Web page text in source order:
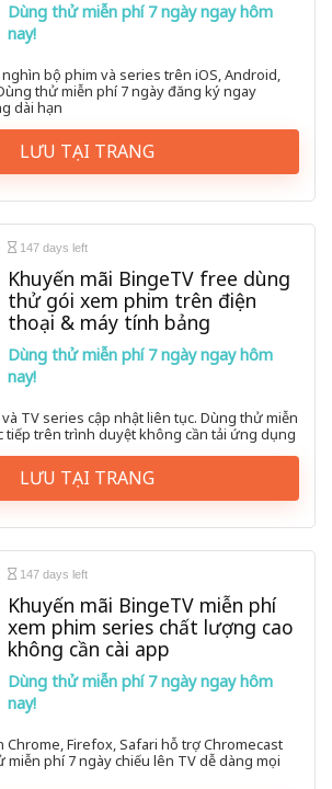
Dùng thử miễn phí 7 ngày ngay hôm
nay!
bộ phim và series trên iOS, Android,
thử miễn phí 7 ngày đăng ký ngay
dài hạn
LƯU TẠI TRANG
147 days left
Khuyến mãi BingeTV free dùng
thử gói xem phim trên điện
thoại & máy tính bảng
Dùng thử miễn phí 7 ngày ngay hôm
nay!
TV series cập nhật liên tục. Dùng thử miễn
tiếp trên trình duyệt không cần tải ứng dụng
LƯU TẠI TRANG
147 days left
Khuyến mãi BingeTV miễn phí
xem phim series chất lượng cao
không cần cài app
Dùng thử miễn phí 7 ngày ngay hôm
nay!
Chrome, Firefox, Safari hỗ trợ Chromecast
miễn phí 7 ngày chiếu lên TV dễ dàng mọi